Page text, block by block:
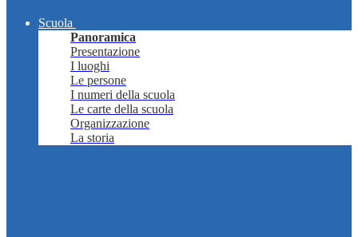
Scuola
Panoramica
Presentazione
I luoghi
Le persone
I numeri della scuola
Le carte della scuola
Organizzazione
La storia